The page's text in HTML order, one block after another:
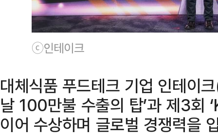
ⓒ인테이크
대체식품 푸드테크 기업 인테이
날 100만불 수출의 탑’과 제3회
이어 수상하며 글로벌 경쟁력을